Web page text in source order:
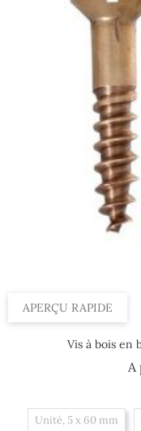
APERÇU RAPIDE
Vis à bois en
A
Unité, 5 x 60 mm